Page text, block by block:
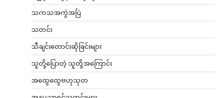
သကသအကွဲအပြဲ
သတင်း
သီချင်းတောင်းဆိုခြင်းများ
သူတို့ပြောတဲ့ သူတို့အကြောင်း
အထွေထွေဗဟုသုတ